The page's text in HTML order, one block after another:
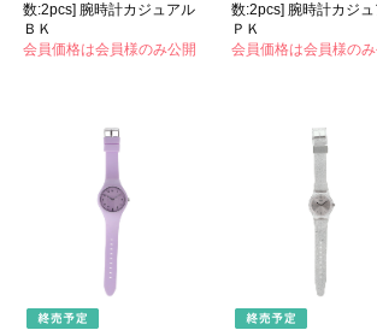
数:2pcs] 腕時計カジュアル
ＢＫ
会員価格は会員様のみ公開
数:2pcs] 腕時計カジ
ＰＫ
会員価格は会員様のみ